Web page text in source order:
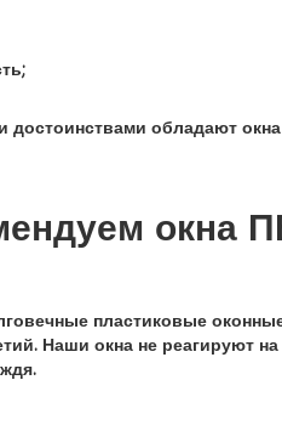
достоинствами обладают
окна
пластиковые
Наши окна не реагируют